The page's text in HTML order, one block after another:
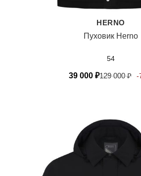
HERNO
Пуховик Herno
54
39 000 ₽129 000₽ -